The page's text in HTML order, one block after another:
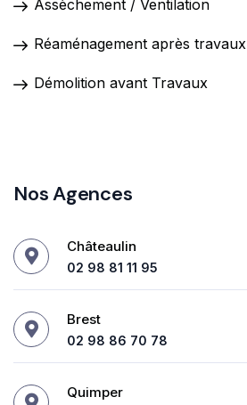
Assèchement / Ventilation
Réaménagement après travaux
Démolition avant Travaux
Nos Agences
Châteaulin
02 98 81 11 95
Brest
02 98 86 70 78
Quimper